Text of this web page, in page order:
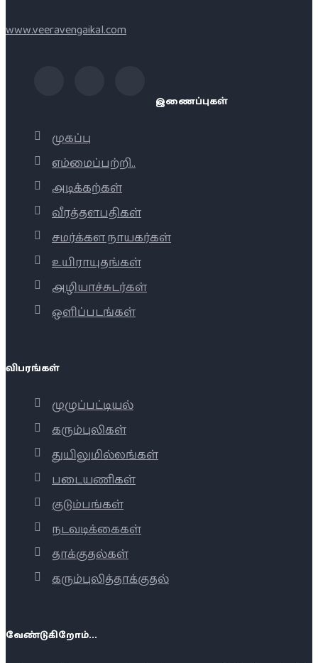
www.veeravengaikal.com
இணைப்புகள்
முகப்பு
எம்மைப்பற்றி..
அடிக்கற்கள்
வீரத்தளபதிகள்
சமர்க்கள நாயகர்கள்
உயிராயுதங்கள்
அழியாச்சுடர்கள்
ஒளிப்படங்கள்
விபரங்கள்
முழுப்பட்டியல்
கரும்புலிகள்
துயிலுமில்லங்கள்
படையணிகள்
குடும்பங்கள்
நடவடிக்கைகள்
தாக்குதல்கள்
கரும்புலித்தாக்குதல்
வேண்டுகிறோம்...